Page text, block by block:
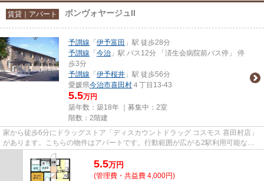
賃貸｜アパート ボンヴォヤージュII
予讃線 「 伊予富田 」駅 徒歩28分
予讃線 「 今治 」駅 バス12分 「済生会病院前バス停」 停
歩3分
予讃線 「 伊予桜井 」駅 徒歩56分
愛媛県今治市喜田村 ４丁目13-43
5.5万円
築年数：築18年 ｜募集中： 2室
階数：2階建
家から徒歩6分にドラッグストア「ディスカウントドラッグ コスモス 喜田村店」
があります。こちらの物件はアパートです。行動範囲が広がる2駅利用可能な物
件です。陽当たりの良い物件...
5.5万円
(管理費・共益費 4,000円)